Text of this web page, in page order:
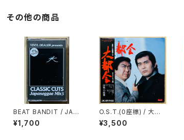
その他の商品
BEAT BANDIT / JAP
ANEGGAE MIX 3(CL
ASSIC CUTS)
¥1,700
O.S.T.(0座標) / 大都
会
¥3,500